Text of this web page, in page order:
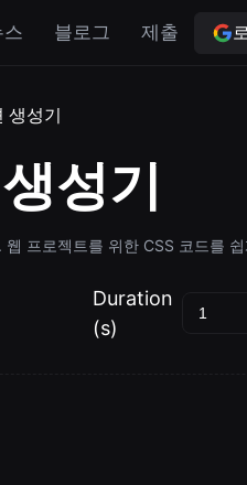
스 블로그 제출
생성기
성기
프로젝트를 위한 CSS 코드를
Duration
(s)